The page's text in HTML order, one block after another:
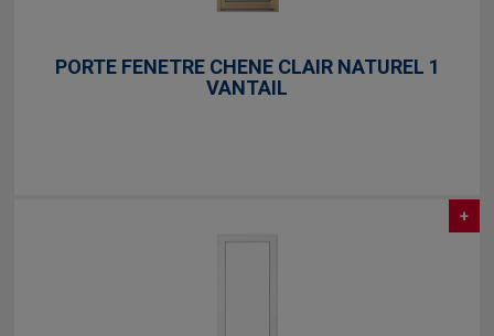
PORTE FENETRE CHENE CLAIR NATUREL 1
VANTAIL
+